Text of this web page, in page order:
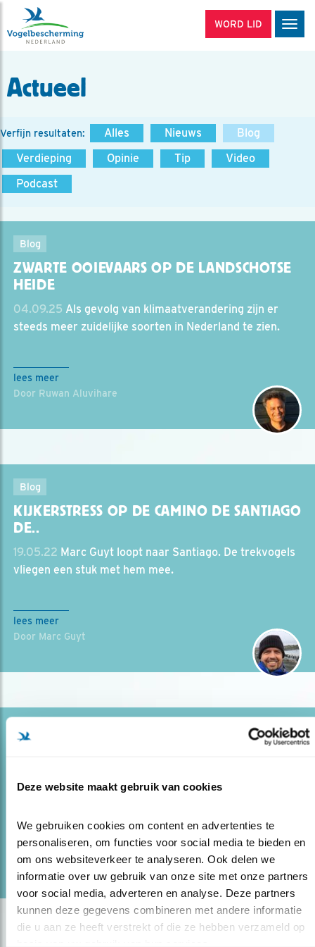
Deze website maakt gebruik van cookies
We gebruiken cookies om content en advertenties te
personaliseren, om functies voor social media te bieden en
om ons websiteverkeer te analyseren. Ook delen we
informatie over uw gebruik van onze site met onze partners
voor social media, adverteren en analyse. Deze partners
kunnen deze gegevens combineren met andere informatie
die u aan ze heeft verstrekt of die ze hebben verzameld op
WORD LID
Actueel
Verfijn resultaten: Alles Nieuws
Blog
Verdieping
Opinie Tip
Video
Podcast
Blog
ZWARTE OOIEVAARS OP DE LANDSCHOTSE
HEIDE
04.09.25 Als gevolg van klimaatverandering zijn er
steeds meer zuidelijke soorten in Nederland te zien.
lees meer
Door Ruwan Aluvihare
Blog
KIJKERSTRESS OP DE CAMINO DE SANTIAGO
DE..
19.05.22 Marc Guyt loopt naar Santiago. De trekvogels
vliegen een stuk met hem mee.
lees meer
Door Marc Guyt
Blog
lees meer
Door Ruwan Aluvihare